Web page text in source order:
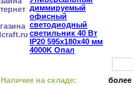
Наличие на складе: более